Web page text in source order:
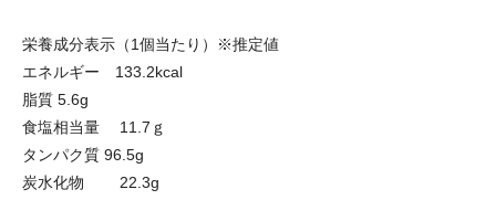
栄養成分表示（1個当たり）※推定値
エネルギー 133.2kcal
脂質 5.6g
食塩相当量 11.7ｇ
タンパク質 96.5g
炭水化物 22.3g